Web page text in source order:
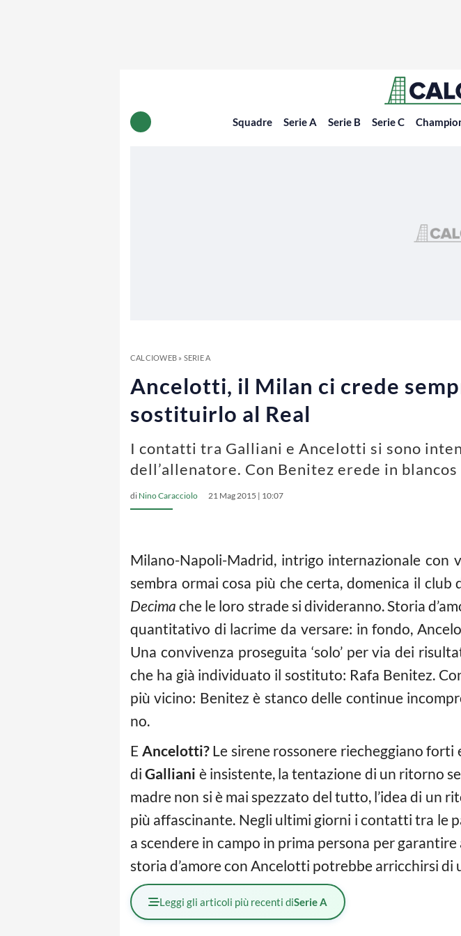
Squadre Serie A Serie B Serie C
CALCIOWEB» SERIE A
Ancelotti, il Milan ci crede
sostituirlo al Real
I contatti tra Galliani e Ancelotti si sono
dell’allenatore. Con Benitez erede in blancos
di Nino Caracciolo 21 Mag 2015 | 10:07
Milano-Napoli-Madrid, intrigo internazionale con
sembra ormai cosa più che certa, domenica il
Decimache le loro strade si divideranno. Storia
quantitativo di lacrime da versare: in fondo,
Una convivenza proseguita ‘solo’ per via dei
che ha già individuato il sostituto: Rafa Benitez.
più vicino: Benitez è stanco delle continue
no.
E Ancelotti? Le sirene rossonere riecheggiano forti
diGalliani è insistente, la tentazione di un ritorno
madre non si è mai spezzato del tutto, l’idea di un
più affascinante. Negli ultimi giorni i contatti tra le
a scendere in campo in prima persona per
storia d’amore con Ancelotti potrebbe arricchirsi di
Leggi gli articoli più recenti diSerie A